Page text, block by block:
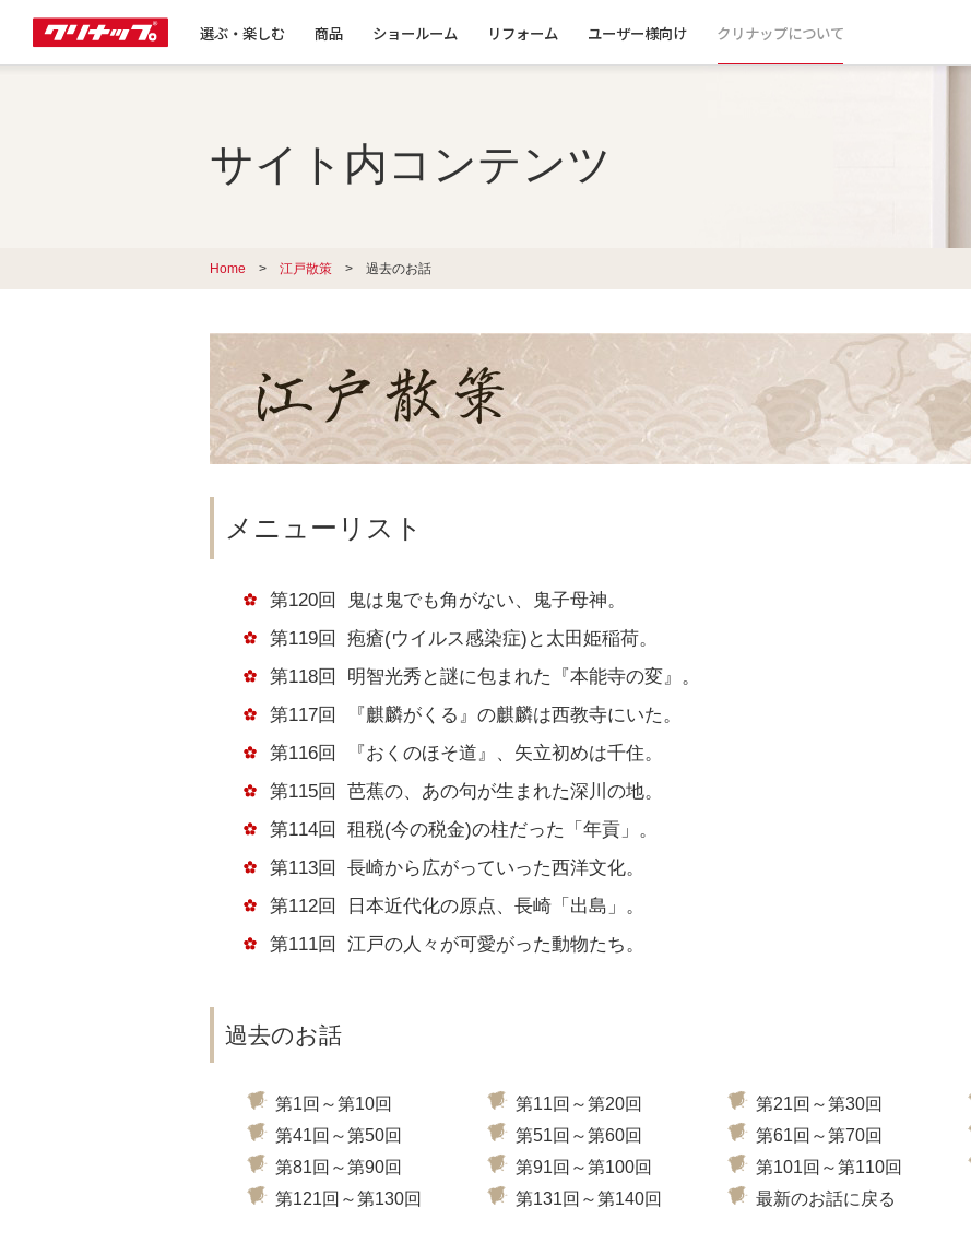
選ぶ・楽しむ 商品 ショールーム リフォーム ユーザー様向け クリナップについて
サイト内コンテンツ
Home > 江戸散策 > 過去のお話
メニューリスト
第120回
鬼は鬼でも角がない、鬼子母神。
第119回
疱瘡(ウイルス感染症)と太田姫稲荷。
第118回
明智光秀と謎に包まれた『本能寺の変』。
第117回
『麒麟がくる』の麒麟は西教寺にいた。
第116回
『おくのほそ道』、矢立初めは千住。
第115回
芭蕉の、あの句が生まれた深川の地。
第114回
租税(今の税金)の柱だった「年貢」。
第113回
長崎から広がっていった西洋文化。
第112回
日本近代化の原点、長崎「出島」。
第111回
江戸の人々が可愛がった動物たち。
過去のお話
第1回～第10回 第11回～第20回 第21回～第30回
第41回～第50回
第51回～第60回 第61回～第70回
第81回～第90回
第91回～第100回 第101回～第110回
第121回～第130回
第131回～第140回 最新のお話に戻る